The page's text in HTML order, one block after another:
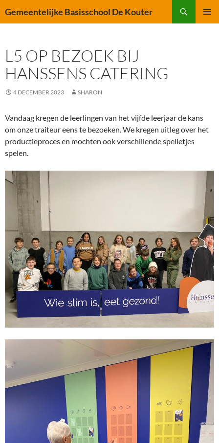
naar
Gemeentelijke Basisschool De Kouter
L5 OP BEZOEK BIJ
HANSSENS CATERING
4 DECEMBER 2023 SHARON
Vandaag kregen de leerlingen van het vijfde leerjaar de kans
om onze traiteur eens te bezoeken. We kregen uitleg over het
productieproces en mochten ook verschillende spelletjes
spelen.